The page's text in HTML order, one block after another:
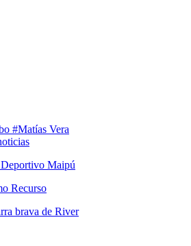
#Matías Vera
Maipú
Recurso
brava de River